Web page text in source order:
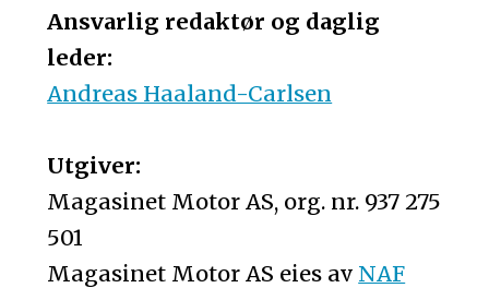
Ansvarlig redaktør og daglig
leder:
Andreas Haaland-Carlsen
Utgiver:
Magasinet Motor AS, org. nr. 937 275
501
Magasinet Motor AS eies av NAF